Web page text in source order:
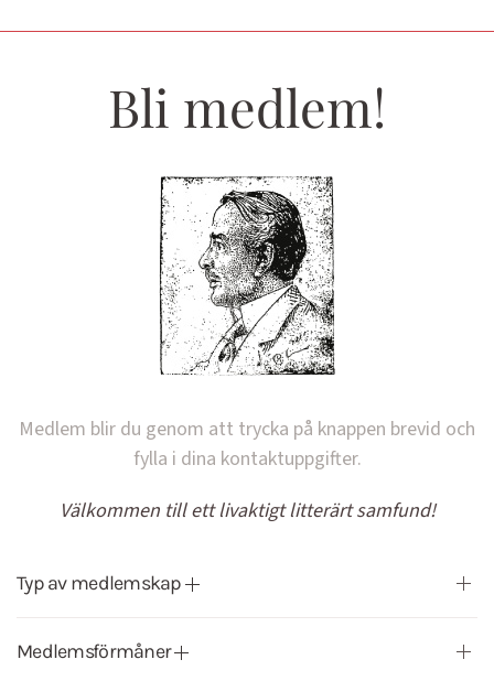
Bli medlem!
Medlem blir du genom att trycka på knappen brevid och
fylla i dina kontaktuppgifter.
Välkommen till ett livaktigt litterärt samfund!
Typ av medlemskap
Medlemsförmåner